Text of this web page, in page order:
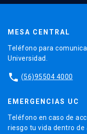
MESA CENTRAL
Teléfono para
Universidad.
phone (56)95504 4000
EMERGENCIAS UC
Teléfono en caso de
riesgo tu vida dentro de